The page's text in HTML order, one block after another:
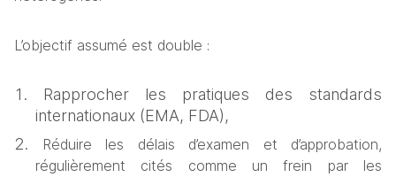
L’objectif assumé est double :
Rapprocher les pratiques des standards
internationaux (EMA, FDA),
Réduire les délais d’examen et d’approbation,
régulièrement cités comme un frein par les